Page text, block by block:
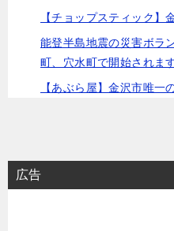
【チョップスティック】
能登半島地震の災害ボラ
町、穴水町で開始されま
【あぶら屋】金沢市唯一
広告